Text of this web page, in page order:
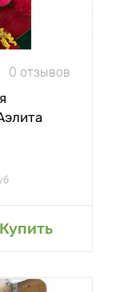
0 отзывов
Купить